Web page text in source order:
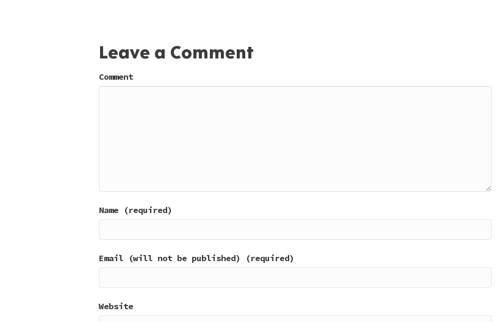
Leave a Comment
Comment
Name (required)
Email (will not be published) (required)
Website